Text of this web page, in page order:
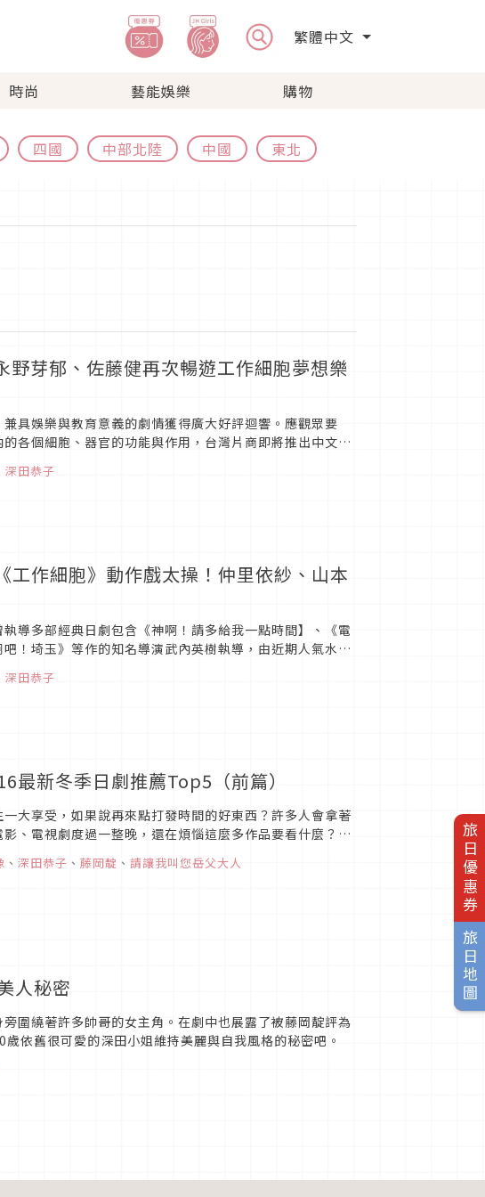
繁體中文
時尚 藝能娛樂 購物
四國 中部北陸 中國 東北
旅日優惠券
旅日地圖
野芽郁、佐藤健再次暢遊工作細胞夢想樂
具娛樂與教育意義的劇情獲得廣大好評迴響。應觀眾要
各個細胞、器官的功能與作用，台灣片商即將推出中文配
深田恭子
作細胞》動作戲太操！仲里依紗、山本
導多部經典日劇包含《神啊！請多給我一點時間】、《電
！埼玉》等作的知名導演武內英樹執導，由近期人氣水漲
深田恭子
最新冬季日劇推薦Top5（前篇）
大享受，如果說再來點打發時間的好東西？許多人會拿著
、電視劇度過一整晚，還在煩惱這麼多作品要看什麼？
、 深田恭子 、 藤岡靛 、 請讓我叫您岳父大人
人秘密
圍繞著許多帥哥的女主角。在劇中也展露了被藤岡靛評為
依舊很可愛的深田小姐維持美麗與自我風格的秘密吧。